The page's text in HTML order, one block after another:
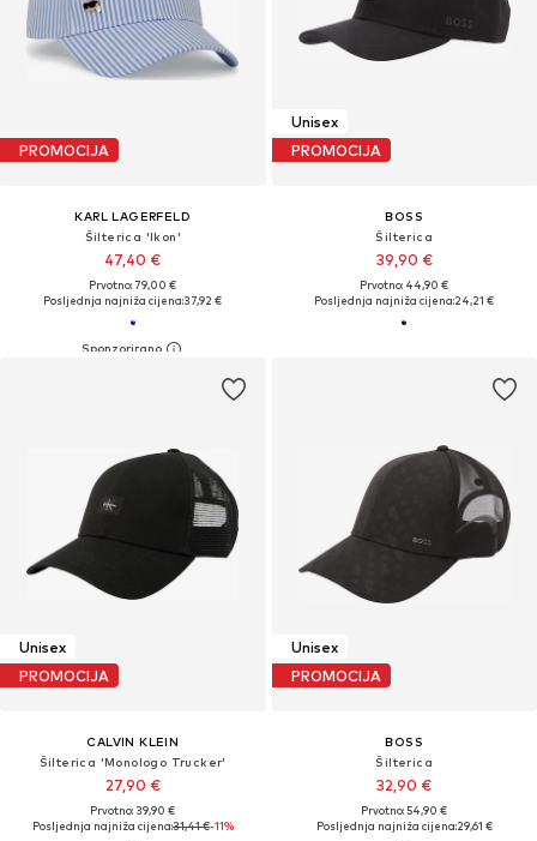
PROMOCIJA
KARL LAGERFELD
Šilterica 'Ikon'
47,40 €
Prvotno: 79,00 €
Posljednja najniža cijena:37,92 €
Unisex
PROMOCIJA
BOSS
Šilterica
39,90 €
Prvotno: 44,90 €
Posljednja najniža cijena:24,21 €
Unisex
PROMOCIJA
CALVIN KLEIN
Šilterica 'Monologo Trucker'
27,90 €
Prvotno: 39,90 €
Posljednja najniža cijena:31,41 €-11%
Unisex
PROMOCIJA
BOSS
Šilterica
32,90 €
Prvotno: 54,90 €
Posljednja najniža cijena:29,61 €